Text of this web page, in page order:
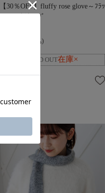
【30％OFF】fluffy rose glove～ﾌﾗｯ
ﾌｨｰﾛｰｽﾞｸﾞﾛｰﾌﾞ
(税込)
在庫×